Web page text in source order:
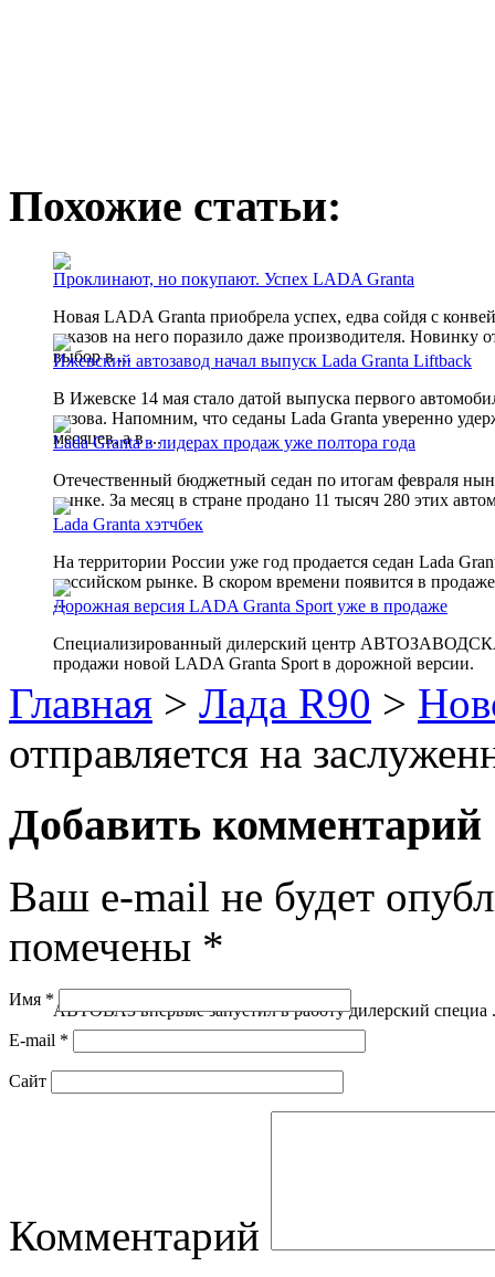
Похожие статьи:
Проклинают, но покупают. Успех LADA Granta
Новая LADA Granta приобрела успех, едва сойдя с
заказов на него поразило даже производителя.
выбор в ...
Ижевский автозавод начал выпуск Lada Granta Liftback
В Ижевске 14 мая стало датой выпуска первого
кузова. Напомним, что седаны Lada Granta уверенно
месяцев, а в ...
Lada Granta в лидерах продаж уже полтора года
Отечественный бюджетный седан по итогам февраля
рынке. За месяц в стране продано 11 тысяч 280 этих
Lada Granta хэтчбек
На территории России уже год продается седан Lada
российском рынке. В скором времени появится в
...
Дорожная версия LADA Granta Sport уже в продаже
Специализированный дилерский центр
продажи новой LADA Granta Sport в дорожной версии.
АВТОВАЗ впервые запустил в работу дилерский специа
Главная > Лада R90 >
отправляется на
Добавить комментарий
Ваш e-mail не будет
помечены *
Имя *
E-mail *
Сайт
Комментарий